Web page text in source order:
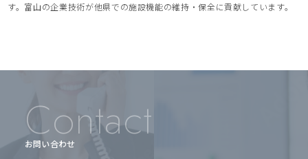
す。富山の企業技術が他県での施設機能の維持・保全に貢献しています。
Contact
お問い合わせ